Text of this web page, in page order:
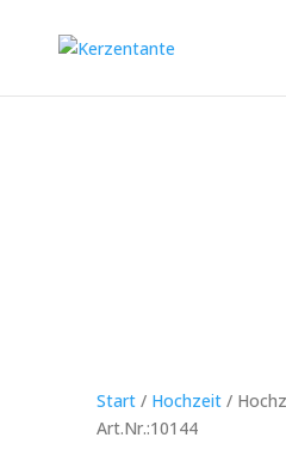
Start/ Hochzeit/
Art.Nr.:10144